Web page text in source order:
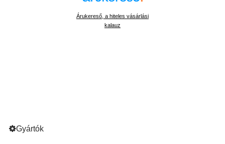
Árukereső, a hiteles vásárlási
kalauz
Gyártók